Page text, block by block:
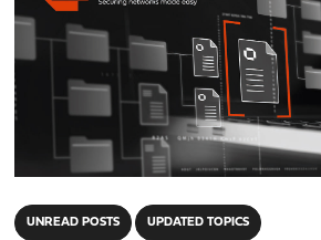
UNREAD POSTS UPDATED TOPICS